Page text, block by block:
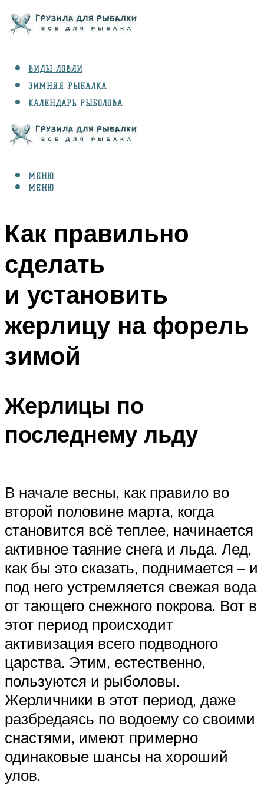
ВИДЫ ЛОВЛИ
ЗИМНЯЯ РЫБАЛКА
КАЛЕНДАРЬ РЫБОЛОВА
СНАРЯЖЕНИЕ
МЕНЮ
МЕНЮ
Как правильно
сделать
и установить
жерлицу на форель
зимой
Жерлицы по
последнему льду
В начале весны, как правило во
второй половине марта, когда
становится всё теплее, начинается
активное таяние снега и льда. Лед,
как бы это сказать, поднимается – и
под него устремляется свежая вода
от тающего снежного покрова. Вот в
этот период происходит
активизация всего подводного
царства. Этим, естественно,
пользуются и рыболовы.
Жерличники в этот период, даже
разбредаясь по водоему со своими
снастями, имеют примерно
одинаковые шансы на хороший
улов.